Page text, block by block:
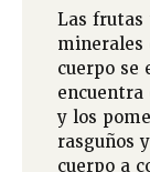
Las frutas
minerales
cuerpo se
encuentra
y los
rasguños
cuerpo a